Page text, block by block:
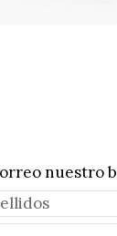
nuestro